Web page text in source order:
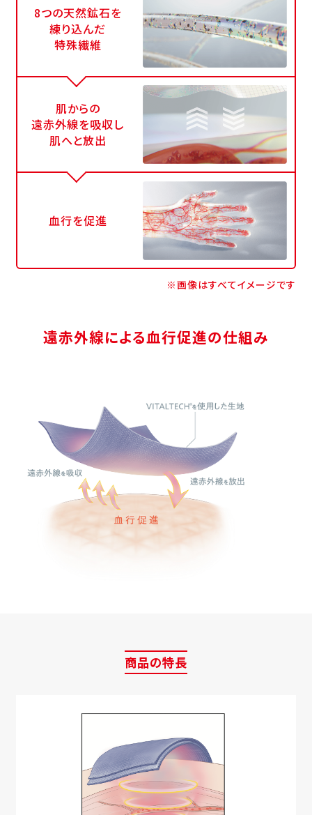
8つの天然鉱石を
練り込んだ
特殊繊維
肌からの
遠赤外線を吸収し
肌へと放出
血行を促進
※画像はすべてイメージです
遠赤外線による血行促進の仕組み
商品の特長